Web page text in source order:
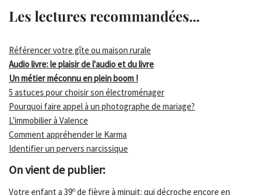
Les lectures recommandées...
Référencer votre gîte ou maison rurale
Audio livre: le plaisir de l'audio et du livre
Un métier méconnu en plein boom !
5 astuces pour choisir son électroménager
Pourquoi faire appel à un photographe de mariage?
L'immobilier à Valence
Comment appréhender le Karma
Identifier un pervers narcissique
On vient de publier:
Votre enfant a 39º de fièvre à minuit: qui décroche encore en